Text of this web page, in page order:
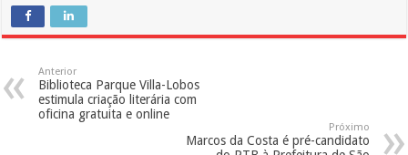
Anterior
Biblioteca Parque Villa-Lobos
estimula criação literária com
oficina gratuita e online
Próximo
Marcos da Costa é pré-candidato